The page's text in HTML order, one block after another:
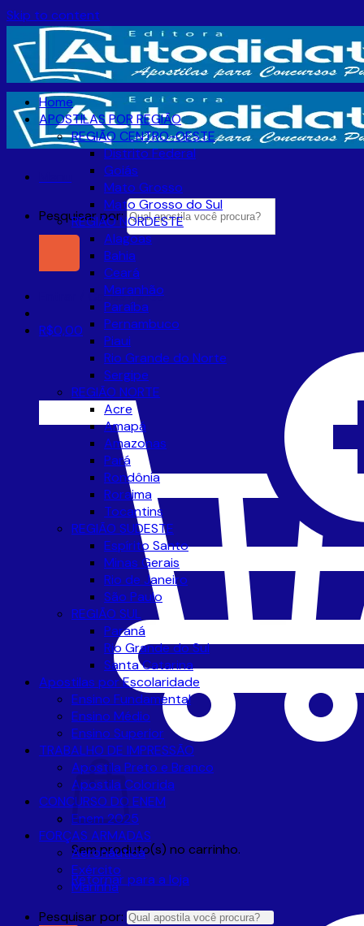
Skip to content
Pesquisar por:
Entrar / Cadastre-se
R$0,00
Sem produto(s) no carrinho.
Retornar para a loja
Home
APOSTILAS POR REGIÃO
REGIÃO CENTRO-OESTE
Distrito Federal
Goiás
Mato Grosso
Mato Grosso do Sul
REGIÃO NORDESTE
Alagoas
Bahia
Ceará
Maranhão
Paraíba
Pernambuco
Piaui
Rio Grande do Norte
Sergipe
REGIÃO NORTE
Acre
Amapá
Amazonas
Pará
Rondônia
Roraima
Tocantins
REGIÃO SUDESTE
Espírito Santo
Minas Gerais
Rio de Janeiro
São Paulo
REGIÃO SUL
Paraná
Rio Grande do Sul
Santa Catarina
Apostilas por Escolaridade
Ensino Fundamental
Ensino Médio
Ensino Superior
TRABALHO DE IMPRESSÃO
Apostila Preto e Branco
Apostila Colorida
CONCURSO DO ENEM
Enem 2025
FORÇAS ARMADAS
Aeronáutica
Exército
Marinha
Pesquisar por: